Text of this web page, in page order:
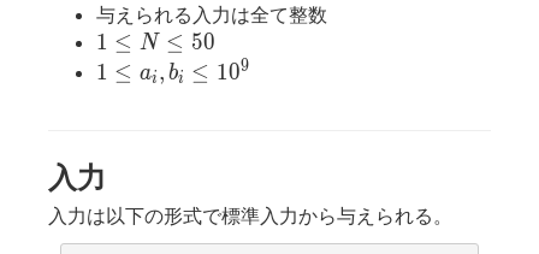
与えられる入力は全て整数
1
\leq
1 ≤ N ≤ 50
1
\leq
10^9
1 ≤ ai , bi ≤ 109
入力
入力は以下の形式で標準入力から与えられる。